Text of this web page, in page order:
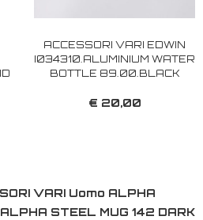
ACCESSORI VARI EDWIN
I034310.ALUMINIUM WATER
BOTTLE 89.00.BLACK
€ 20,00
VARI Uomo ALPHA
STEEL MUG 142 DARK